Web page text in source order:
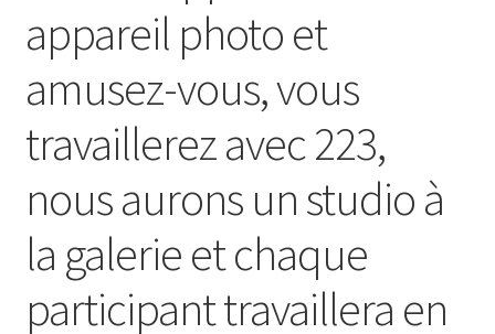
appareil photo et
amusez-vous, vous
travaillerez avec 223,
nous aurons un studio à
la galerie et chaque
participant travaillera en